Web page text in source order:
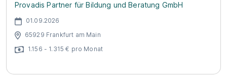
Provadis Partner für Bildung und Beratung GmbH
01.09.2026
65929 Frankfurt am Main
1.156 - 1.315 € pro Monat